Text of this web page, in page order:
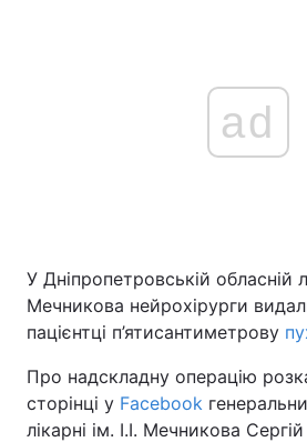
ad
У Дніпропетровській обласній
Мечникова нейрохірурги
пацієнтці п’ятисантиметрову
Про надскладну операцію
сторінці у Facebook
лікарні ім. І.І. Мечникова